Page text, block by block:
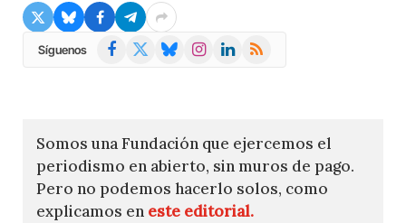
Síguenos Facebook BlueskyInstagramLinkedIn
RSS
Somos una Fundación que ejercemos el
periodismo en abierto, sin muros de pago.
Pero no podemos hacerlo solos, como
explicamos en este editorial.